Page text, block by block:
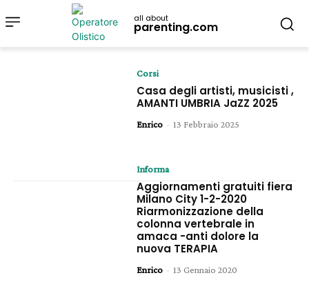
all about
parenting.com
Corsi
Casa degli artisti, musicisti ,
AMANTI UMBRIA JaZZ 2025
Enrico - 13 Febbraio 2025
Informa
Aggiornamenti gratuiti fiera
Milano City 1-2-2020
Riarmonizzazione della
colonna vertebrale in
amaca -anti dolore la
nuova TERAPIA
Enrico - 13 Gennaio 2020